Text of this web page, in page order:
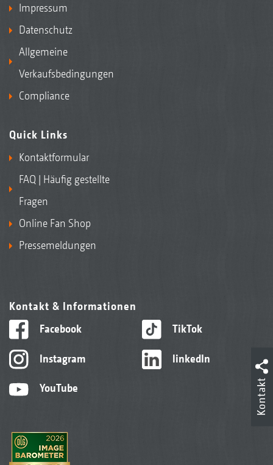
Impressum
Datenschutz
Allgemeine
Verkaufsbedingungen
Compliance
Quick Links
Kontaktformular
FAQ | Häufig gestellte
Fragen
Online Fan Shop
Pressemeldungen
Kontakt & Informationen
Facebook
Instagram
YouTube
TikTok
linkedIn
Kontakt